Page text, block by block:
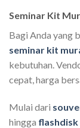
Seminar Kit
Bagi Anda yang
seminar kit
kebutuhan.
cepat, harga
Mulai dari
hingga